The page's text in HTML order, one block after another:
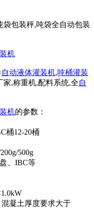
机
自动液体灌装机,吨桶灌装
家,称重机,配料系统,全自
机的参数：
桶12-20桶
500g
、IBC等
凝土厚度要求大于